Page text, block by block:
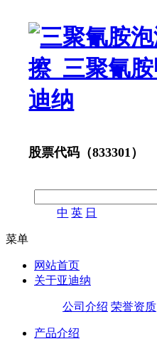
股票代码（833301）
中 英 日
菜单
网站首页
关于亚迪纳
公司介绍 荣誉资质
产品介绍